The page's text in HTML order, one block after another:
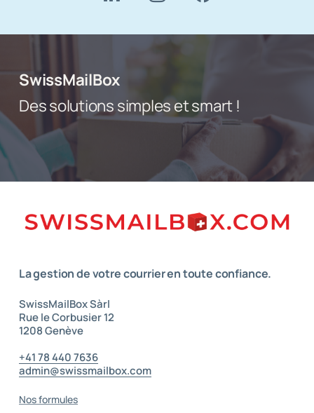
SwissMailBox
Des solutions simples et smart !
La gestion de votre courrieren toute confiance.
SwissMailBox Sàrl
Rue le Corbusier 12
1208 Genève
+41 78 440 7636
admin@swissmailbox.com
Nos formules